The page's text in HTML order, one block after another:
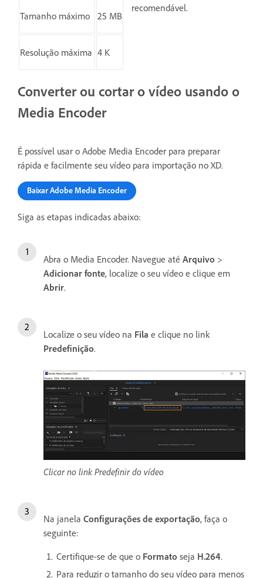
Tamanho máximo 25 MB
Resolução máxima 4 K
recomendável.
Converter ou cortar o vídeo usando o
Media Encoder
É possível usar o Adobe Media Encoder para preparar
rápida e facilmente seu vídeo para importação no XD.
Baixar Adobe Media Encoder
Siga as etapas indicadas abaixo:
Abra o Media Encoder. Navegue até Arquivo >
Adicionar fonte, localize o seu vídeo e clique em
Abrir.
Localize o seu vídeo na Fila e clique no link
Predefinição.
Clicar no link Predefinir do vídeo
Na janela Configurações de exportação, faça o
seguinte:
Certifique-se de que o Formato seja H.264.
Para reduzir o tamanho do seu vídeo para menos